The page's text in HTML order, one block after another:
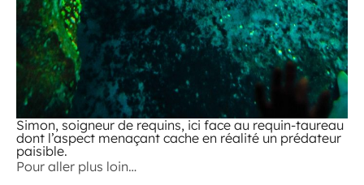
Simon, soigneur de requins, ici face au requin-taureau
dont l’aspect menaçant cache en réalité un prédateur
paisible.
Pour aller plus loin…